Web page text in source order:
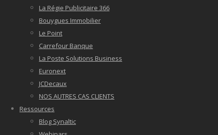
La Régie Publicitaire 366
Bouygues Immobilier
Le Point
Carrefour Banque
La Poste Solutions Business
Euronext
JCDecaux
NOS AUTRES CAS CLIENTS
Ressources
Blog Synaltic